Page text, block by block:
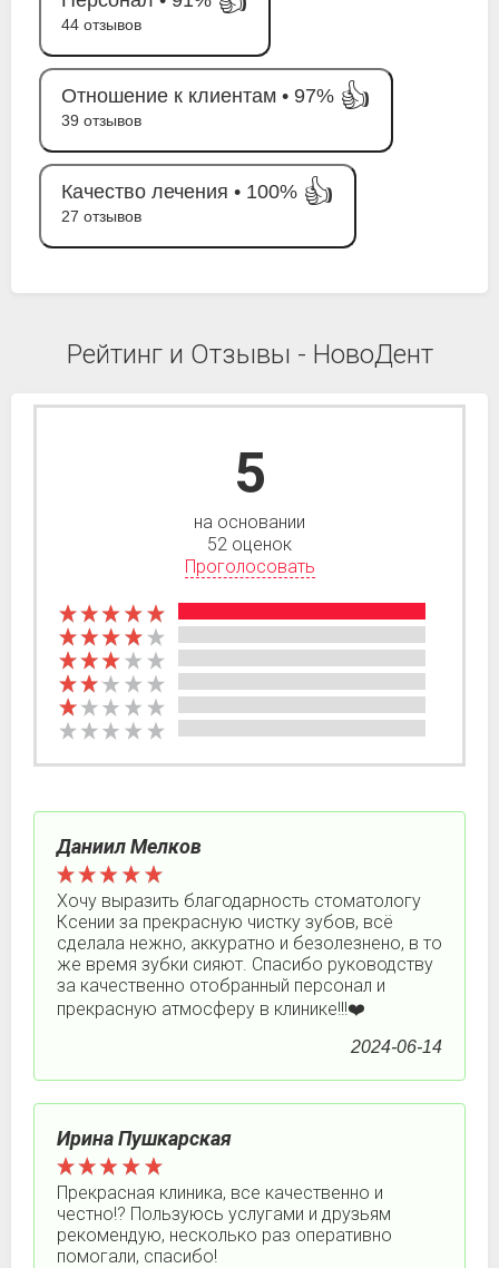
44 отзывов
Отношение к клиентам • 97% 👍
39 отзывов
Качество лечения • 100% 👍
27 отзывов
Рейтинг и Отзывы - НовоДент
5
на основании
52 оценок
Проголосовать
Даниил Мелков
Хочу выразить благодарность стоматологу
Ксении за прекрасную чистку зубов, всё
сделала нежно, аккуратно и безолезнено, в то
же время зубки сияют. Спасибо руководству
за качественно отобранный персонал и
прекрасную атмосферу в клинике!!!❤️
2024-06-14
Ирина Пушкарская
Прекрасная клиника, все качественно и
честно!? Пользуюсь услугами и друзьям
рекомендую, несколько раз оперативно
помогали, спасибо!